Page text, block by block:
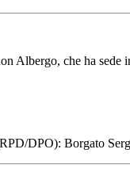
Albergo, che ha
DPO): Borgato